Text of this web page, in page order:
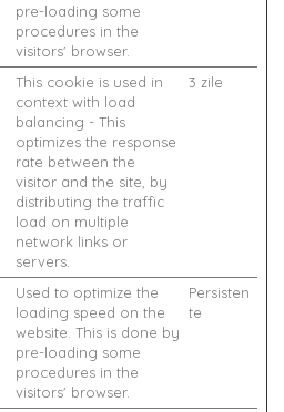
pre-loading some
procedures in the
visitors' browser.
This cookie is used in
context with load
balancing - This
optimizes the response
rate between the
visitor and the site, by
distributing the traffic
load on multiple
network links or
servers.
3 zile
Used to optimize the
loading speed on the
website. This is done by
pre-loading some
procedures in the
visitors' browser.
Persisten
te